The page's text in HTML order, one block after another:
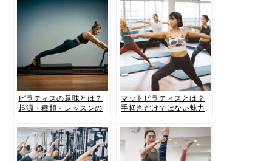
ピラティスの意味とは？
起源・種類・レッスンの
との違いもわかる
マットピラティスとは？
手軽さだけではない魅力
違いを解説